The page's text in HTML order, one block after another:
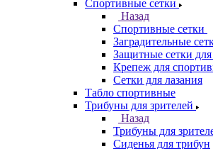
Спортивные сетки
Назад
Спортивные сетки
Заградительные
Защитные сетки для
Крепеж для
Сетки для лазания
Табло спортивные
Трибуны для зрителей
Назад
Трибуны для
Сиденья для трибун